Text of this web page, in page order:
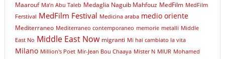
Maarouf Ma’n Abu Taleb Medaglia Naguib Mahfouz MedFilm MedFilm
Ferstival MedFilm Festival Medicina araba medio oriente
Mediterraneo Mediterraneo contemporaneo memorie metalli Middle
East No Middle East Now migranti Mi hai cambiato la vita
Milano Million's Poet Mir-Jean Bou Chaaya Mister N MIUR Mohamed